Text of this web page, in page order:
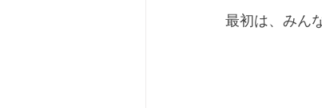
最初は、みん